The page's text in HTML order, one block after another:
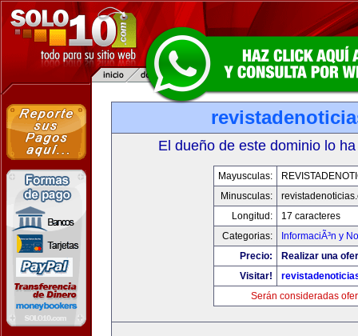
El dueño de este dominio lo
Mayusculas:
Minusculas:
Longitud:
17 caracteres
Categorias:
InformaciÃ³n y
Precio:
Realizar una
Visitar!
Serán consideradas